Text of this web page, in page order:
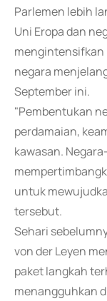
Parlemen lebih
Uni Eropa dan
mengintensifkan
negara
September ini.
"Pembentukan
perdamaian,
kawasan.
untuk
tersebut.
Sehari
von der Leyen
paket langkah
menangguhkan